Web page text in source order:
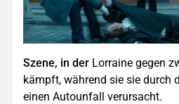
Szene, in der Lorraine gegen
kämpft, während sie sie durch
einen Autounfall verursacht.